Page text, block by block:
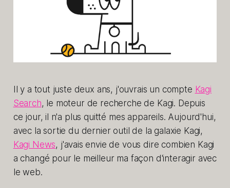
Il y a tout juste deux ans, j'ouvrais un compte Kagi
Search, le moteur de recherche de Kagi. Depuis
ce jour, il n'a plus quitté mes appareils. Aujourd'hui,
avec la sortie du dernier outil de la galaxie Kagi,
Kagi News, j'avais envie de vous dire combien Kagi
a changé pour le meilleur ma façon d'interagir avec
le web.